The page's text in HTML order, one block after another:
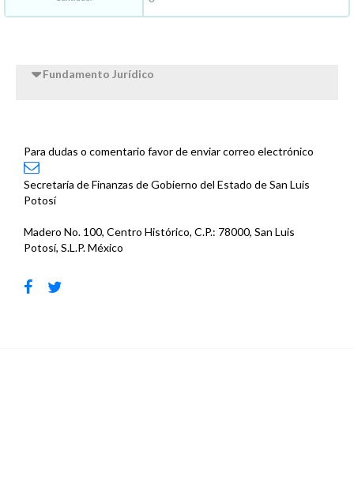
Fundamento Jurídico
Para dudas o comentario favor de enviar correo electrónico
Secretaría de Finanzas de Gobierno del Estado de San Luis
Potosí
Madero No. 100, Centro Histórico, C.P.: 78000, San Luis
Potosí, S.L.P. México